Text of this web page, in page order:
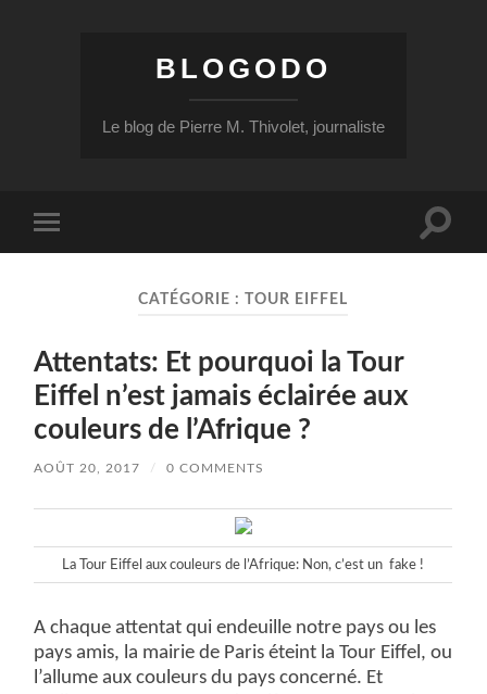
BLOGODO
Le blog de Pierre M. Thivolet, journaliste
mobile
Toggle
CATÉGORIE :TOUR EIFFEL
Attentats: Et pourquoi la Tour
Eiffel n’est jamais éclairée aux
couleurs de l’Afrique ?
AOÛT 20, 2017 / 0 COMMENTS
La Tour Eiffel aux couleurs de l’Afrique: Non, c’est un fake !
A chaque attentat qui endeuille notre pays ou les
pays amis, la mairie de Paris éteint la Tour Eiffel, ou
l’allume aux couleurs du pays concerné. Et